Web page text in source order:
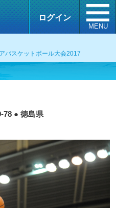
ログイン
MENU
バスケットボール大会2017
● 徳島県